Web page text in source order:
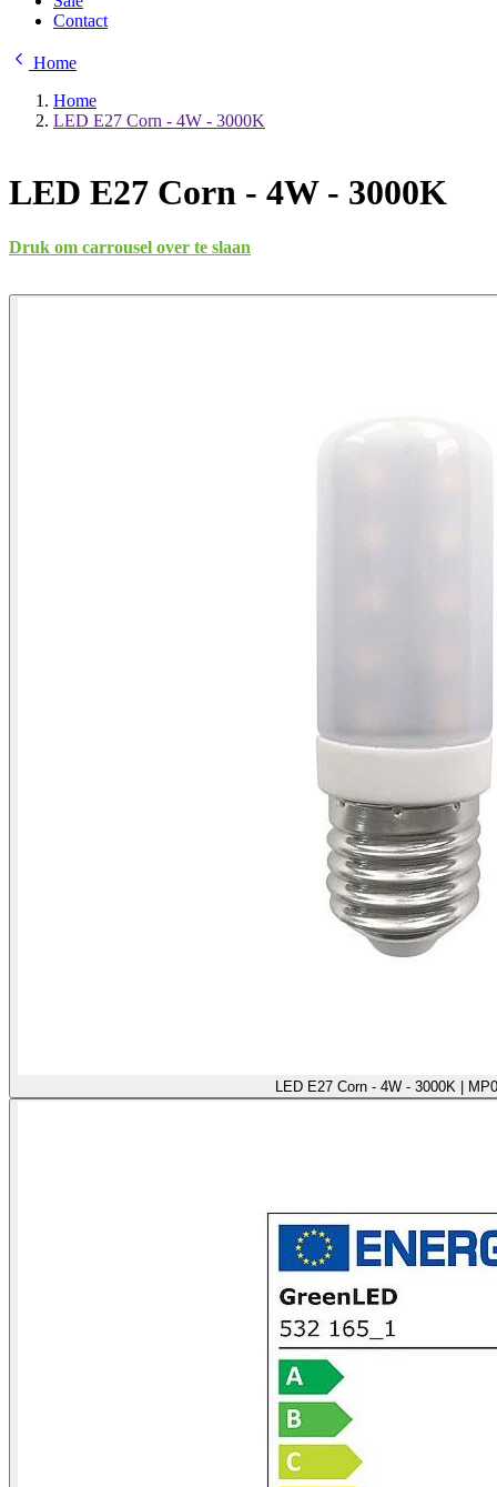
Contact
Home
Home
LED E27 Corn - 4W - 3000K
LED E27 Corn - 4W - 3000K
Druk om carrousel over te slaan
LED E27 Corn - 4W - 3000K |